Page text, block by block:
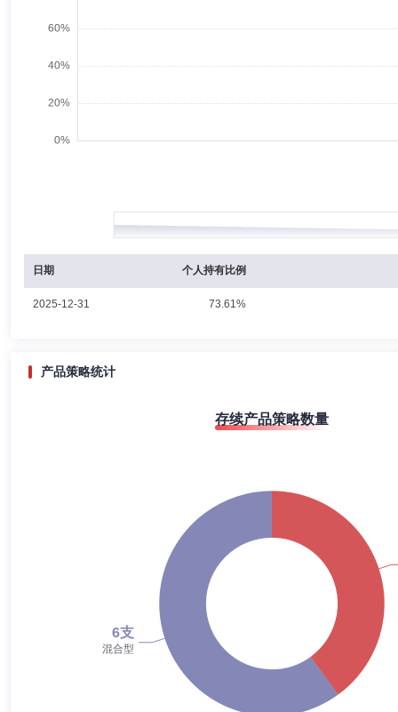
罗黎军
罗黎军先生：复旦大学世界经济学硕士。2012年7月至2015年10月在
现拟任财信均衡致远混合型发起式证券投资基金基金经理。
日期 个人持有比例
2025-12-31 73.61%
产品策略统计
存续产品策略数量